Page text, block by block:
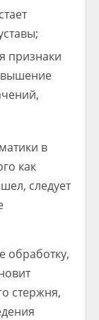
признаки
в
как
следует
обработку,
стержня,